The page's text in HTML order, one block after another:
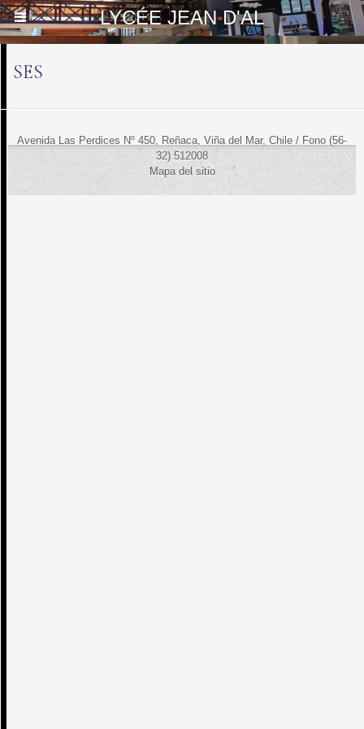
LYCÉE JEAN D'AL
SES
Avenida Las Perdices Nº 450, Reñaca, Viña del Mar, Chile / Fono (56-
32) 512008
Mapa del sitio